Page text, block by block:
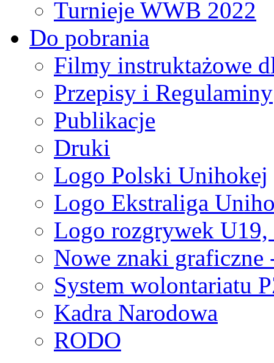
Turnieje WWB 2022
Do pobrania
Filmy instruktażowe
Przepisy i Regulaminy
Publikacje
Druki
Logo Polski Unihokej
Logo Ekstraliga
Logo rozgrywek
Nowe znaki graficzne
System wolontariatu
Kadra Narodowa
RODO